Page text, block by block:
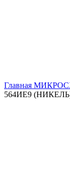
Главная
564ИЕ9